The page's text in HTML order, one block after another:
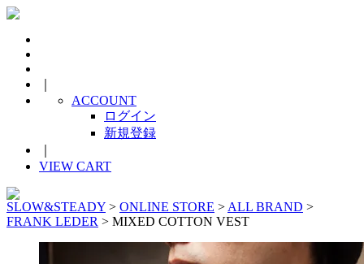
ACCOUNT
ログイン
新規登録
VIEW CART
SLOW&STEADY > ONLINE STORE > ALL BRAND >
FRANK LEDER > MIXED COTTON VEST